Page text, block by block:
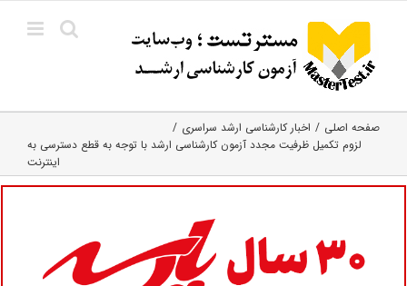
content
صفحه اصلی
اخبار کارشناسی ارشد سراسری
لزوم تکمیل ظرفیت مجدد آزمون کارشناسی ارشد با توجه به قطع دسترسی به
اینترنت